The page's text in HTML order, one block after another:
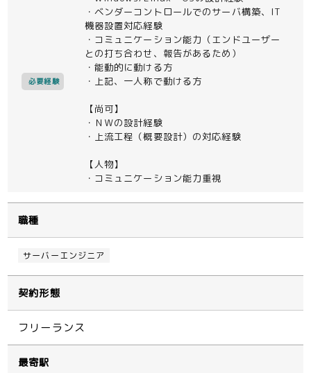
必要経験
・ベンダーコントロールでのサーバ構築、IT
機器設置対応経験
・コミュニケーション能力（エンドユーザー
との打ち合わせ、報告があるため）
・能動的に動ける方
・上記、一人称で動ける方
【尚可】
・ＮＷの設計経験
・上流工程（概要設計）の対応経験
【人物】
・コミュニケーション能力重視
職種
サーバーエンジニア
契約形態
フリーランス
最寄駅